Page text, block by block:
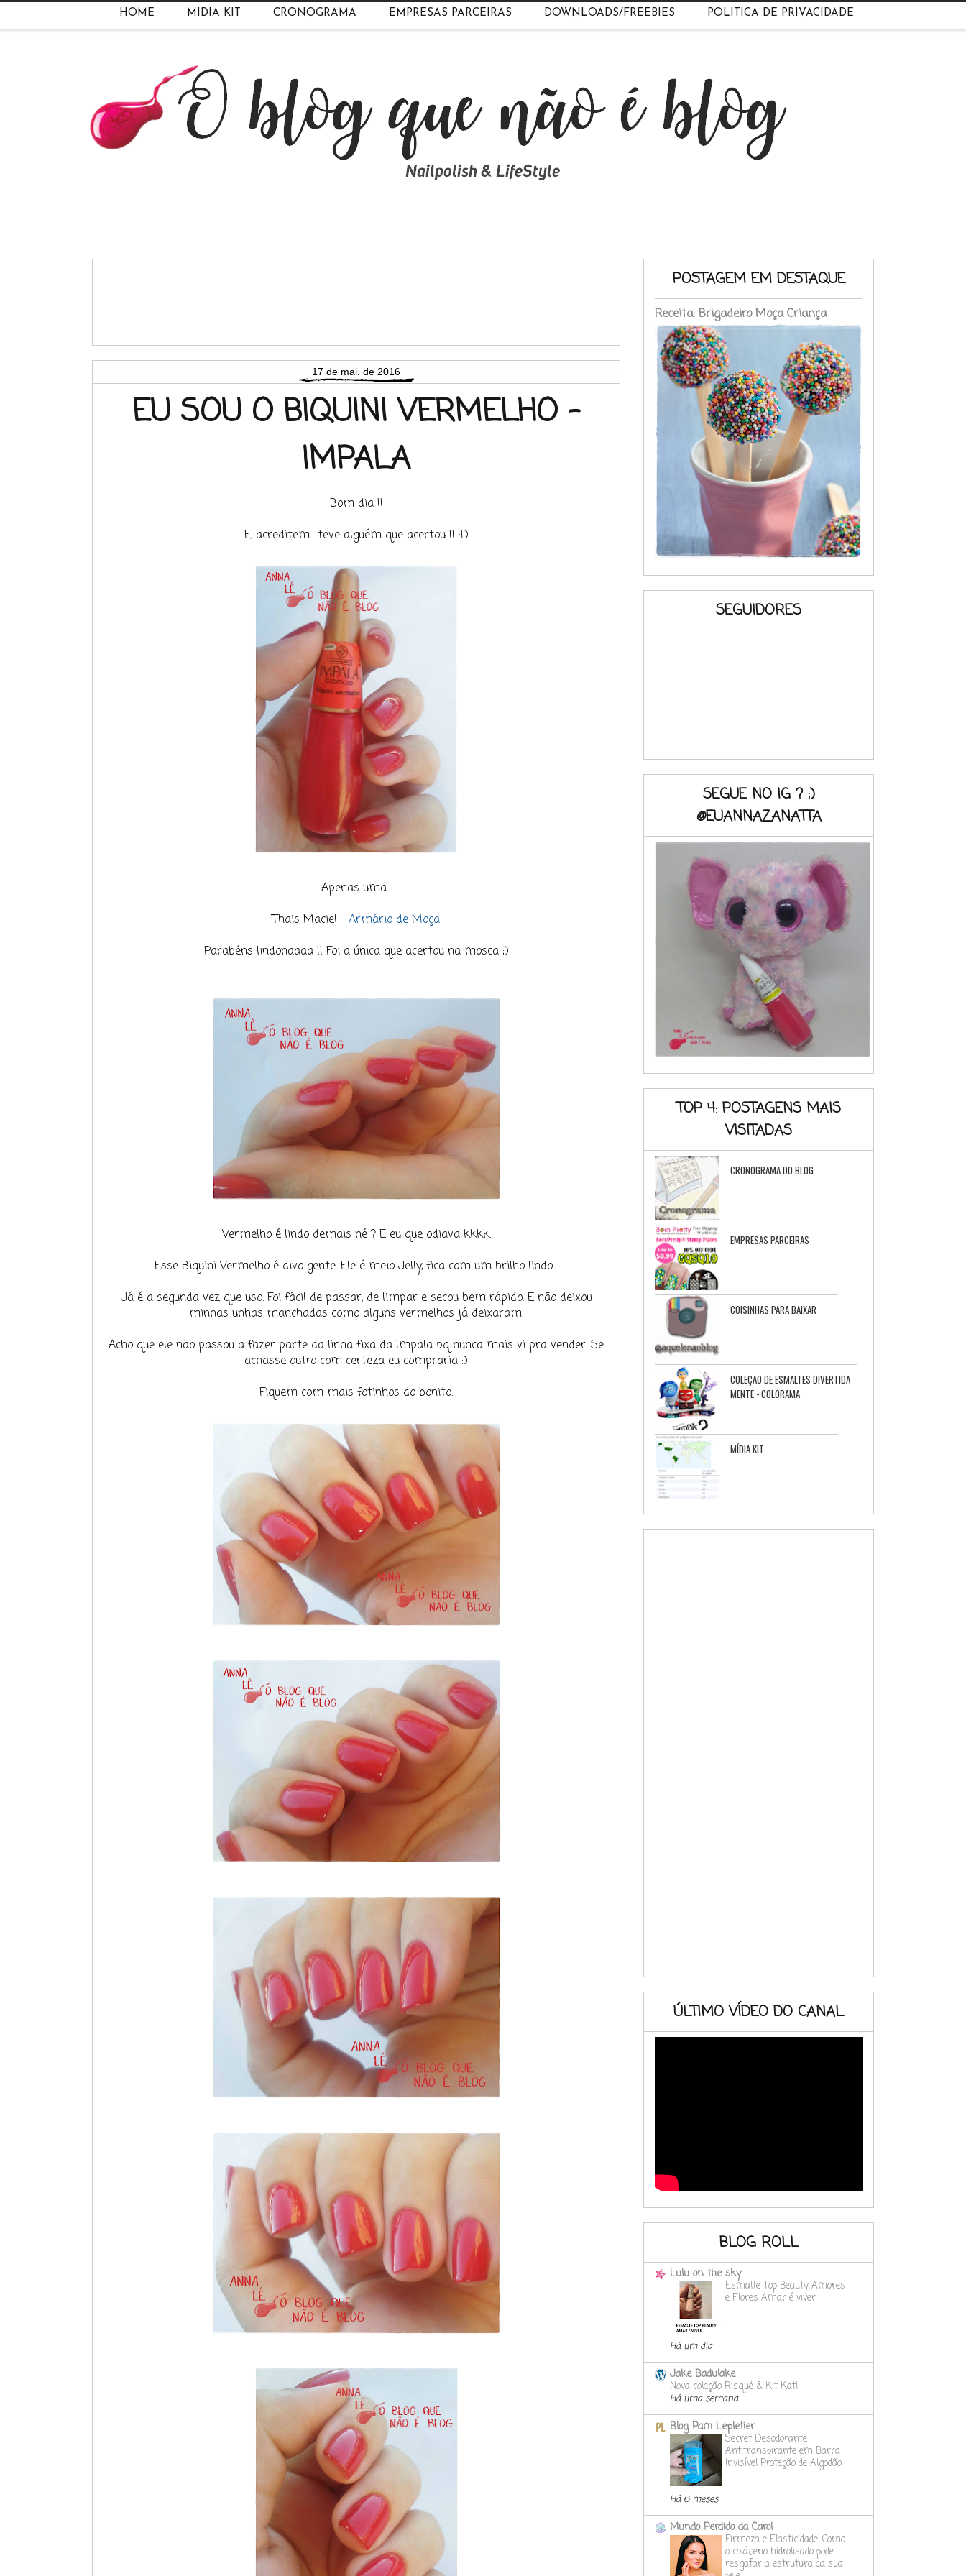
HOME MIDIA KIT CRONOGRAMA EMPRESAS PARCEIRAS DOWNLOADS/FREEBIES POLÍTICA DE PRIVACIDADE
17 de mai. de 2016
EU SOU O BIQUINI VERMELHO -
IMPALA
Bom dia !!
E, acreditem... teve alguém que acertou !! :D
Apenas uma...
Thais Maciel - Armário de Moça
Parabéns lindonaaaa !! Foi a única que acertou na mosca ;)
Vermelho é lindo demais né ? E eu que odiava kkkk.
Esse Biquini Vermelho é divo gente. Ele é meio Jelly, fica com um brilho lindo.
Já é a segunda vez que uso. Foi fácil de passar, de limpar e secou bem rápido. E não deixou
minhas unhas manchadas como alguns vermelhos já deixaram.
Acho que ele não passou a fazer parte da linha fixa da Impala pq nunca mais vi pra vender. Se
achasse outro com certeza eu compraria :)
Fiquem com mais fotinhos do bonito.
POSTAGEM EM DESTAQUE
Receita: Brigadeiro Moça Criança
SEGUIDORES
SEGUE NO IG ? ;)
@EUANNAZANATTA
TOP 4: POSTAGENS MAIS
VISITADAS
CRONOGRAMA DO BLOG
EMPRESAS PARCEIRAS
COISINHAS PARA BAIXAR
COLEÇÃO DE ESMALTES DIVERTIDA
MENTE - COLORAMA
MÍDIA KIT
ÚLTIMO VÍDEO DO CANAL
BLOG ROLL
Lulu on the sky
Esmalte Top Beauty Amores
e Flores Amar é viver
Há um dia
Jake Badulake
Nova coleção Risqué & Kit Kat!
Há uma semana
Blog Pam Lepletier
Secret Desodorante
Antitranspirante em Barra
Invisível Proteção de Algodão
Há 6 meses
Mundo Perdido da Carol
Firmeza e Elasticidade: Como
o colágeno hidrolisado pode
resgatar a estrutura da sua